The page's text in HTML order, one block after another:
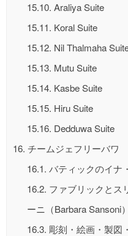
15.10. Araliya Suite
15.11. Koral Suite
15.12. Nil Thalmaha
15.13. Mutu Suite
15.14. Kasbe Suite
15.15. Hiru Suite
15.16. Dedduwa Suite
16. チームジェフリーバワ
16.1. バティックのイナ
16.2. ファブリックとス
ーニ（Barbara Sansoni）
16.3. 彫刻・絵画・製図